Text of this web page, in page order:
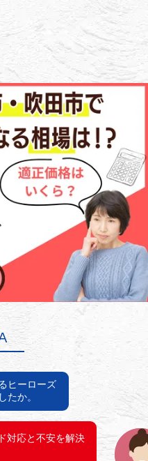
ヒーローズ
たか。
対応と不安を解決